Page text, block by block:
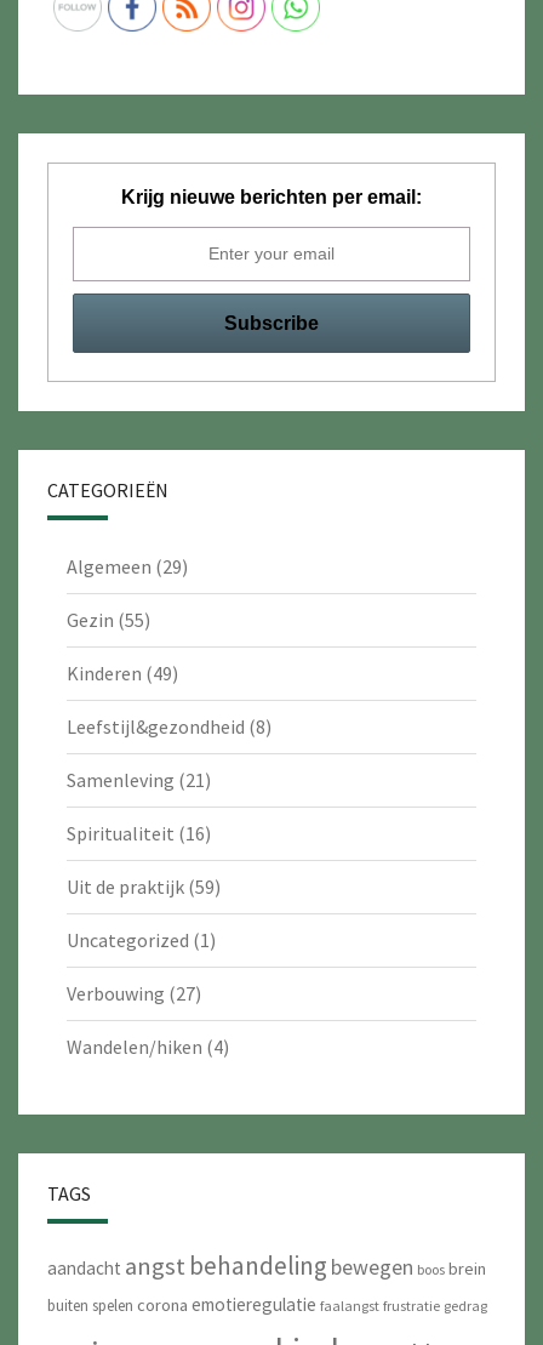
Krijg nieuwe berichten per email:
CATEGORIEËN
Algemeen (29)
Gezin (55)
Kinderen (49)
Leefstijl&gezondheid (8)
Samenleving (21)
Spiritualiteit (16)
Uit de praktijk (59)
Uncategorized (1)
Verbouwing (27)
Wandelen/hiken (4)
TAGS
aandacht angst behandeling bewegen boos brein
buiten spelen corona emotieregulatie faalangst frustratie gedrag